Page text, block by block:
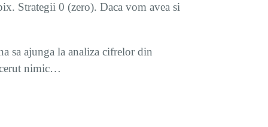
Strategii 0 (zero). Daca vom avea si
sa ajunga la analiza cifrelor din
cerut nimic…